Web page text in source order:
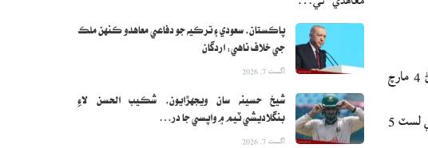
اليڪشن ڪميشن موجب نامزدگي ڪاغذ 2 مارچ تي 12 وڳي کان اڳ جمع ڪرائي سگهجن ٿا ۽ نامزدگي ڪاغذن جي ڇنڊڇاڻ 4 مارچ
پاڪستان، سعودي ۽ ترڪيه جو دفاعي معاهدو ڪنهن ملڪ
جي خلاف ناهي: اردگان
اگست 7, 2026
شيخ حسينه سان ويجهڙايون، شڪيب الحسن لاءِ
بنگلاديشي ٽيم ۾ واپسي جا در…
اگست 7, 2026